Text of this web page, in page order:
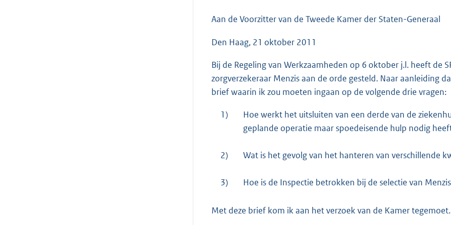
o
:
4
7
K
Aan de Voorzitter van de Tweede Kamer der Staten-Generaal
Den Haag, 21 oktober 2011
Bij de Regeling van Werkzaamheden op 6 oktober j.l. heeft de
zorgverzekeraar Menzis aan de orde gesteld. Naar aanleiding
brief waarin ik zou moeten ingaan op de volgende drie vragen:
1)
Hoe werkt het uitsluiten van een derde van de
geplande operatie maar spoedeisende hulp nodig
2) Wat is het gevolg van het hanteren van verschillende
3) Hoe is de Inspectie betrokken bij de selectie van
Met deze brief kom ik aan het verzoek van de Kamer tegemoet.